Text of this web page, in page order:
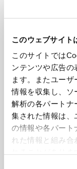
このウェブサイト
このサイトでは
ンテンツや広告
ます。またユー
情報を収集し、ソ
解析の各パートナ
集された情報は、
の情報や各パート
れた情報と組み合
立体駐車場
金属素形材
特殊工作機械
理化学機器